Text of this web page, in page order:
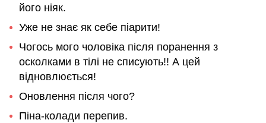
його ніяк.
Уже не знає як себе піарити!
Чогось мого чоловіка після поранення з
осколками в тілі не списують!! А цей
відновлюється!
Оновлення після чого?
Піна-колади перепив.